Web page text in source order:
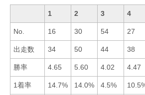
1 2 3 4
No. 16 30 54 27
出走数 34 50 44 38
勝率 4.65 5.60 4.02 4.47
1着率 14.7% 14.0% 4.5%